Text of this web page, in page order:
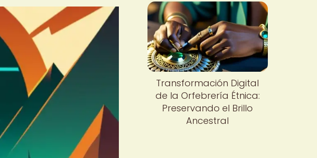
Transformación Digital
de la Orfebrería Étnica:
Preservando el Brillo
Ancestral